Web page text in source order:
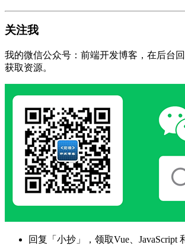
关注我
我的微信公众号：前端开发博客，在后台
获取资源。
回复「小抄」，领取Vue、JavaScript